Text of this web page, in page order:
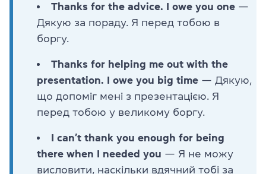
Thanks for the advice. I owe you one —
Дякую за пораду. Я перед тобою в
боргу.
Thanks for helping me out with the
presentation. I owe you big time — Дякую,
що допоміг мені з презентацією. Я
перед тобою у великому боргу.
I can’t thank you enough for being
there when I needed you — Я не можу
висловити, наскільки вдячний тобі за